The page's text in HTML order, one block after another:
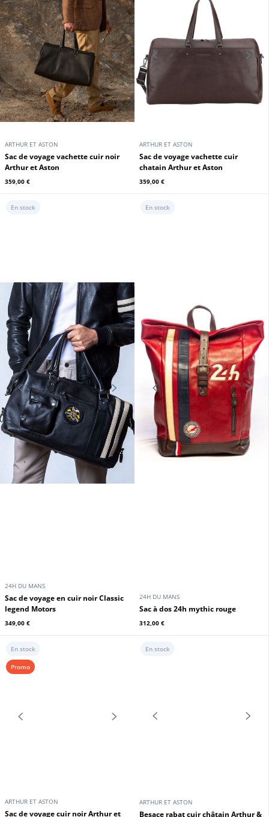
AIR FORCE ONE
Sac cuir marron foncé Royal Air
Force
369,00 €
Sac cuir kaki foncé Royal Air Force
369,00 €
ARTHUR ET ASTON
plongé noir bleu Arthur & Aston
359,00 €
En stock
ARTHUR ET ASTON
plongé chataigne orange Arthur &
Aston
359,00 €
En stock
ARTHUR ET ASTON
Sac de voyage vachette cuir noir
Arthur et Aston
359,00 €
Sac de voyage vachette cuir
chatain Arthur et Aston
359,00 €
En stock En stock